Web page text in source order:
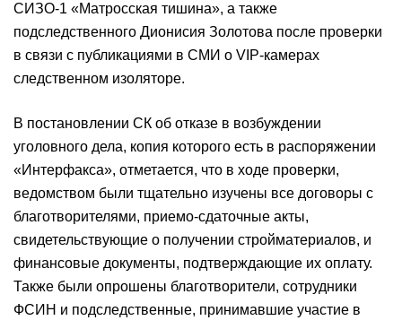
СИЗО-1 «Матросская тишина», а также
подследственного Дионисия Золотова после проверки
в связи с публикациями в СМИ о VIP-камерах
следственном изоляторе.
В постановлении СК об отказе в возбуждении
уголовного дела, копия которого есть в распоряжении
«Интерфакса», отметается, что в ходе проверки,
ведомством были тщательно изучены все договоры с
благотворителями, приемо-сдаточные акты,
свидетельствующие о получении стройматериалов, и
финансовые документы, подтверждающие их оплату.
Также были опрошены благотворители, сотрудники
ФСИН и подследственные, принимавшие участие в